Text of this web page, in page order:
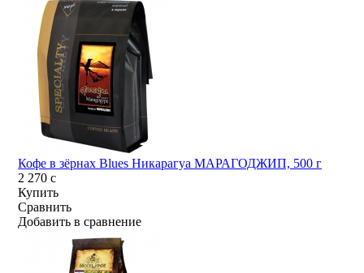
Кофе в зёрнах Blues Никарагуа МАРАГОДЖИП, 500 г
2 270c
Купить
Сравнить
Добавить в сравнение